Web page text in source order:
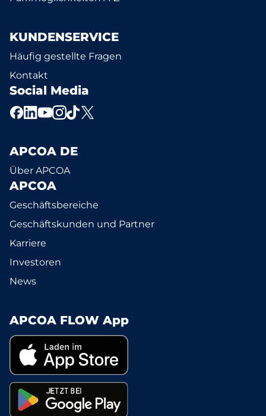
KUNDENSERVICE
Häufig gestellte Fragen
Kontakt
Social Media
APCOA DE
Über APCOA
APCOA
Geschäftsbereiche
Geschäftskunden und Partner
Karriere
Investoren
News
APCOA FLOW App